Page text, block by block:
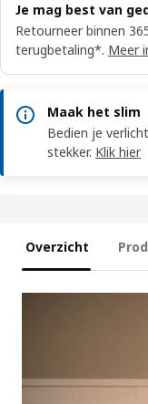
Je mag best van
Retourneer binnen
terugbetaling*. Meer
Maak het slim
Bedien je
stekker. Klik hier
Overzicht